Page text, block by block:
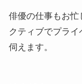
俳優の仕事もお
クティブでプラ
伺えます。